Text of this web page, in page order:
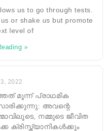
us to go through tests.
or shake us but promote
level of
»
2022
മൂന്ന് പ്രാഥമിക
അവന്റെ
നമ്മുടെ ജീവിത
ക്രിസ്ത്യാനികൾക്കും